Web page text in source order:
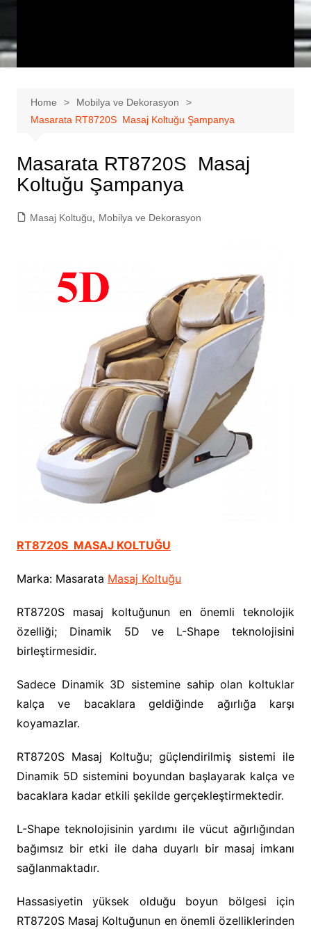
Home
Mobilya ve Dekorasyon
Masarata RT8720S Masaj Koltuğu Şampanya
Masarata RT8720S Masaj
Koltuğu Şampanya
Masaj Koltuğu Mobilya ve Dekorasyon
RT8720S MASAJ KOLTUĞU
Marka: Masarata Masaj Koltuğu
RT8720S masaj koltuğunun en önemli teknolojik
özelliği; Dinamik 5D ve L-Shape teknolojisini
birleştirmesidir.
Sadece Dinamik 3D sistemine sahip olan koltuklar
kalça ve bacaklara geldiğinde ağırlığa karşı
koyamazlar.
RT8720S Masaj Koltuğu; güçlendirilmiş sistemi ile
Dinamik 5D sistemini boyundan başlayarak kalça ve
bacaklara kadar etkili şekilde gerçekleştirmektedir.
L-Shape teknolojisinin yardımı ile vücut ağırlığından
bağımsız bir etki ile daha duyarlı bir masaj imkanı
sağlanmaktadır.
Hassasiyetin yüksek olduğu boyun bölgesi için
RT8720S Masaj Koltuğunun en önemli özelliklerinden